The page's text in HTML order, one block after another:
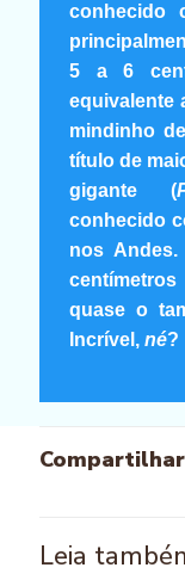
conhecido
5 a 6
equivalente
mindinho
título de
gigante (
conhecido
nos
quase o
Incrível, né?
Compartilhar
Leia